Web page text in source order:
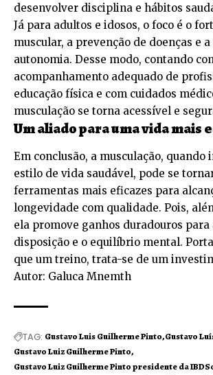
desenvolver disciplina e hábitos
Já para adultos e idosos, o foco é o
muscular, a prevenção de doenças e
autonomia. Desse modo, contando
acompanhamento adequado de
educação física e com cuidados
musculação se torna acessível e
Um aliado para uma vida mais
Em conclusão, a musculação, quando
estilo de vida saudável, pode se
ferramentas mais eficazes para
longevidade com qualidade. Pois,
ela promove ganhos duradouros para
disposição e o equilíbrio mental.
que um treino, trata-se de um
Autor: Galuca Mnemth
TAG: Gustavo Luis Guilherme Pinto Gustavo
Gustavo Luiz Guilherme Pinto
Gustavo Luiz Guilherme Pinto presidente da